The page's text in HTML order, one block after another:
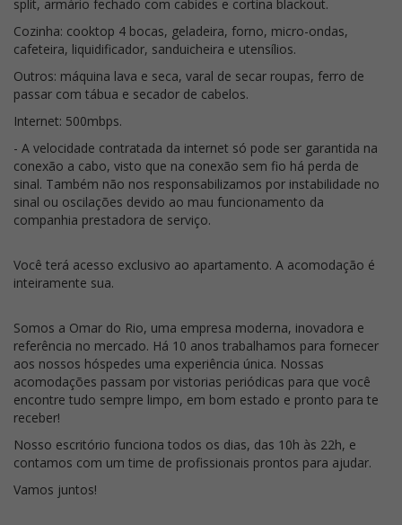
split, armário fechado com cabides e cortina blackout.
Cozinha: cooktop 4 bocas, geladeira, forno, micro-ondas,
cafeteira, liquidificador, sanduicheira e utensílios.
Outros: máquina lava e seca, varal de secar roupas, ferro de
passar com tábua e secador de cabelos.
Internet: 500mbps.
- A velocidade contratada da internet só pode ser garantida na
conexão a cabo, visto que na conexão sem fio há perda de
sinal. Também não nos responsabilizamos por instabilidade no
sinal ou oscilações devido ao mau funcionamento da
companhia prestadora de serviço.
Você terá acesso exclusivo ao apartamento. A acomodação é
inteiramente sua.
Somos a Omar do Rio, uma empresa moderna, inovadora e
referência no mercado. Há 10 anos trabalhamos para fornecer
aos nossos hóspedes uma experiência única. Nossas
acomodações passam por vistorias periódicas para que você
encontre tudo sempre limpo, em bom estado e pronto para te
receber!
Nosso escritório funciona todos os dias, das 10h às 22h, e
contamos com um time de profissionais prontos para ajudar.
Vamos juntos!